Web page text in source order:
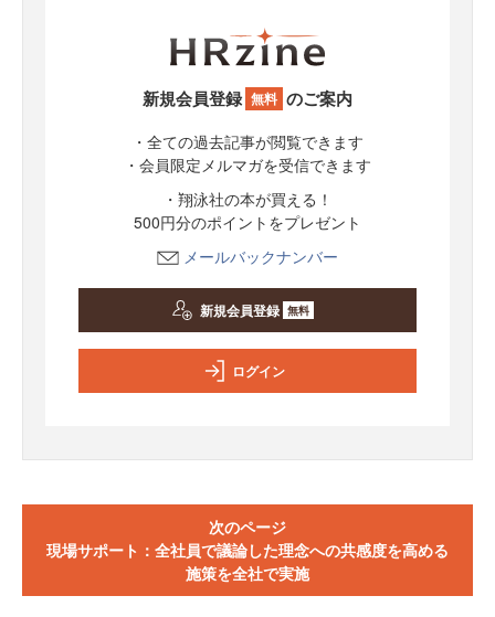
新規会員登録 無料 のご案内
・全ての過去記事が閲覧できます
・会員限定メルマガを受信できます
・翔泳社の本が買える！
500円分のポイントをプレゼント
メールバックナンバー
新規会員登録 無料
ログイン
次のページ
現場サポート：全社員で議論した理念への共感度を高める
施策を全社で実施